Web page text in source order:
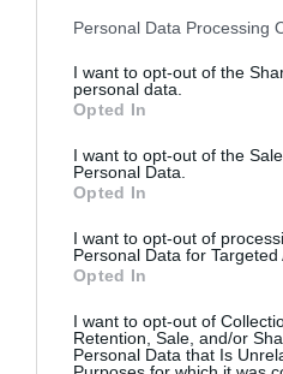
Please note that this website/
not limited to your visit or usage
grant or deny consent to
use your data for below
consent section.
Personal Data Processing
I want to opt-out of the
personal data.
Opted In
I want to opt-out of the
Personal Data.
Opted In
I want to opt-out of
Personal Data for Targeted
Opted In
I want to opt-out of
Retention, Sale, and/or
Personal Data that Is
A visszaérkezés
Gloverbeszélt a
ejtőernyők leváltak,
érzése volt, mintha
kifejezetten nyugtalanító
a mozgás, az egész